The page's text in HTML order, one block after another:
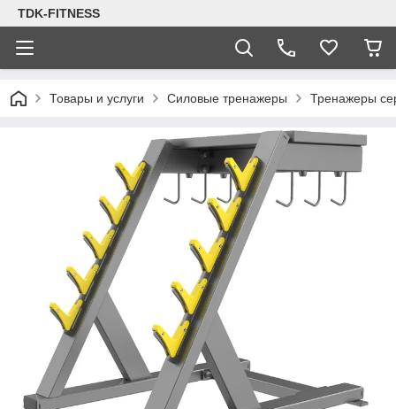
TDK-FITNESS
Товары и услуги Силовые тренажеры Тренажеры